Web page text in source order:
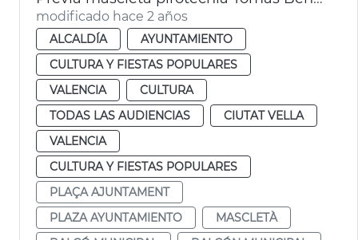
modificado hace 2 años
ALCALDÍA
AYUNTAMIENTO
CULTURA Y FIESTAS POPULARES
VALENCIA
CULTURA
TODAS LAS AUDIENCIAS
CIUTAT VELLA
VALENCIA
CULTURA Y FIESTAS POPULARES
PLAÇA AJUNTAMENT
PLAZA AYUNTAMIENTO
MASCLETÀ